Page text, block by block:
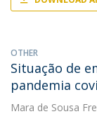
OTHER
Situação de
pandemia
Mara de Sousa